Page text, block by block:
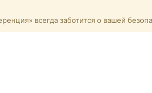
всегда заботится о вашей